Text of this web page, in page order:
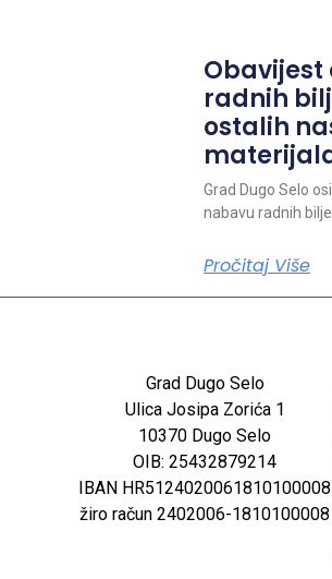
radnih
ostalih
Grad Dugo Selo
nabavu radnih
Pročitaj Više
Grad Dugo Selo
Ulica Josipa Zorića 1
10370 Dugo Selo
OIB: 25432879214
IBAN HR5124020061810100008
žiro račun 2402006-1810100008